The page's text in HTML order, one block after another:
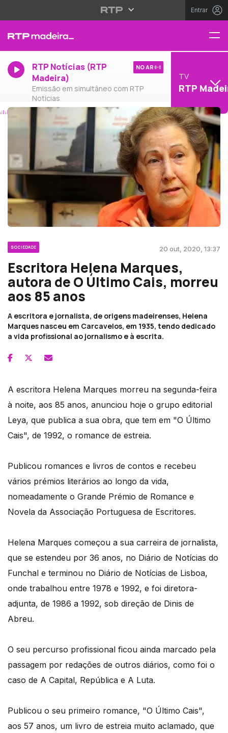
Entrar
RTP Notícias (RTP
Madeira)
Emissão em simultâneo com RTP
Notícias
NO AR
TV
RTP
SOCIEDADE 20 out, 2020, 13:37
Escritora Helena Marques,
autora de O Último Cais, morreu
aos 85 anos
A escritora e jornalista, de origens madeirenses, Helena
Marques nasceu em Carcavelos, em 1935, tendo dedicado
a vida profissional ao jornalismo e à escrita.
A escritora Helena Marques morreu na segunda-feira
à noite, aos 85 anos, anunciou hoje o grupo editorial
Leya, que publica a sua obra, que tem em "O Último
Cais", de 1992, o romance de estreia.
Publicou romances e livros de contos e recebeu
vários prémios literários ao longo da vida,
nomeadamente o Grande Prémio de Romance e
Novela da Associação Portuguesa de Escritores.
Helena Marques começou a sua carreira de jornalista,
que se estendeu por 36 anos, no Diário de Notícias do
Funchal e terminou no Diário de Notícias de Lisboa,
onde trabalhou entre 1978 e 1992, e foi diretora-
adjunta, de 1986 a 1992, sob direção de Dinis de
Abreu.
O seu percurso profissional ficou ainda marcado pela
passagem por redações de outros diários, como foi o
caso de A Capital, República e A Luta.
Publicou o seu primeiro romance, "O Último Cais",
aos 57 anos, um livro de estreia muito aclamado, que